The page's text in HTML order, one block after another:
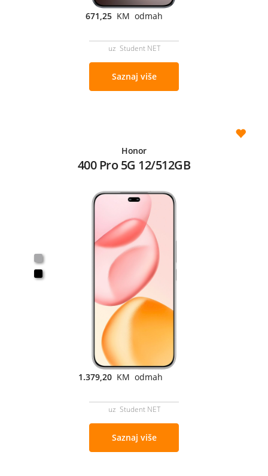
671,25 KM odmah
uz Student NET
Saznaj više
Honor
400 Pro 5G 12/512GB
1.379,20 KM odmah
uz Student NET
Saznaj više